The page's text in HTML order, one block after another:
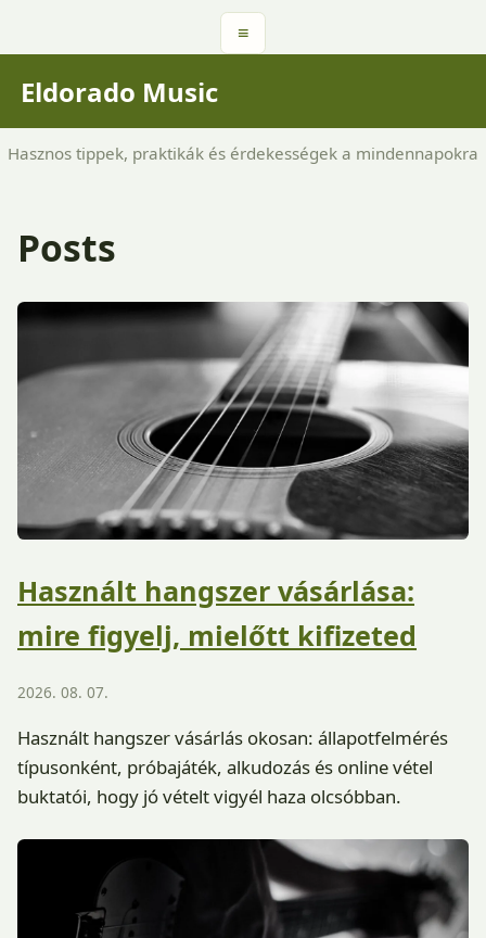
≡
Eldorado Music
Hasznos tippek, praktikák és érdekességek a mindennapokra
Posts
Használt hangszer vásárlása:
mire figyelj, mielőtt kifizeted
2026. 08. 07.
Használt hangszer vásárlás okosan: állapotfelmérés
típusonként, próbajáték, alkudozás és online vétel
buktatói, hogy jó vételt vigyél haza olcsóbban.